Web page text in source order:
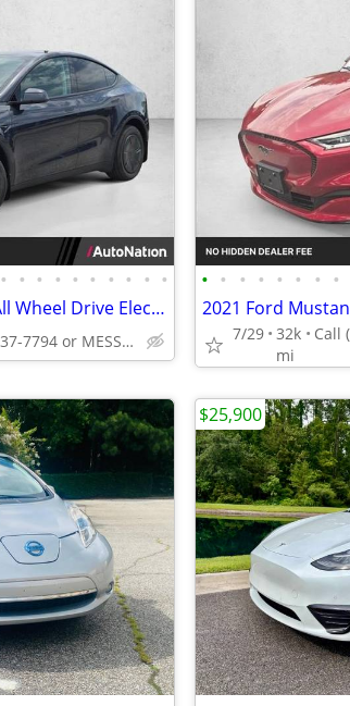
• • • • • • • • • •
2026 Tesla Model Y AWD All Wheel Drive Electric SUV
Call (904) 637-7794 or MESSAGE/CHAT to confirm availability
• • • • • • • •
7/29 32k
mi
$25,900